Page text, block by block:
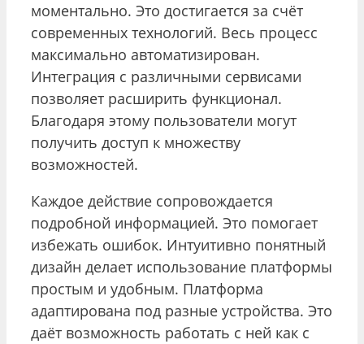
моментально. Это достигается за счёт
современных технологий. Весь процесс
максимально автоматизирован.
Интеграция с различными сервисами
позволяет расширить функционал.
Благодаря этому пользователи могут
получить доступ к множеству
возможностей.
Каждое действие сопровождается
подробной информацией. Это помогает
избежать ошибок. Интуитивно понятный
дизайн делает использование платформы
простым и удобным. Платформа
адаптирована под разные устройства. Это
даёт возможность работать с ней как с